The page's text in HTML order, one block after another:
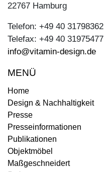
22767 Hamburg
Telefon: +49 40 31798362
Telefax: +49 40 31975477
info@vitamin-design.de
MENÜ
Home
Design & Nachhaltigkeit
Presse
Presseinformationen
Publikationen
Objektmöbel
Maßgeschneidert